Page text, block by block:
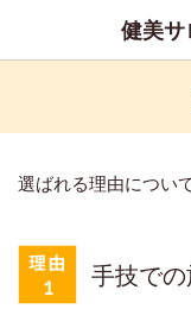
健美サ
選ばれる理由につい
手技で